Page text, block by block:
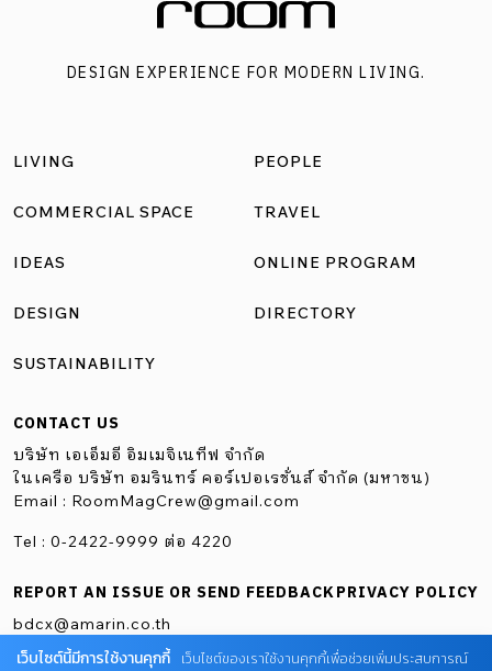
DESIGN EXPERIENCE FOR MODERN LIVING.
LIVING
COMMERCIAL SPACE
IDEAS
DESIGN
SUSTAINABILITY
PEOPLE
TRAVEL
ONLINE PROGRAM
DIRECTORY
CONTACT US
บริษัท เอเอ็มอี อิมเมจิเนทีฟ จำกัด
ในเครือ บริษัท อมรินทร์ คอร์เปอเรชั่นส์ จำกัด (มหาชน)
Email : RoomMagCrew@gmail.com
Tel : 0-2422-9999 ต่อ 4220
REPORT AN ISSUE OR SEND FEEDBACK
bdcx@amarin.co.th
PRIVACY POLICY
เว็บไซต์นี้มีการใช้งานคุกกี้ เว็บไซต์ของเราใช้งานคุกกี้เพื่อช่วยเพิ่มประสบการณ์